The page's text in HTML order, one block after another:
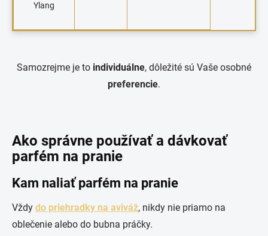
Ylang
Samozrejme je to individuálne, dôležité sú Vaše osobné
preferencie.
Ako správne používať a dávkovať
parfém na pranie
Kam naliať parfém na pranie
Vždy do priehradky na aviváž, nikdy nie priamo na
oblečenie alebo do bubna práčky.